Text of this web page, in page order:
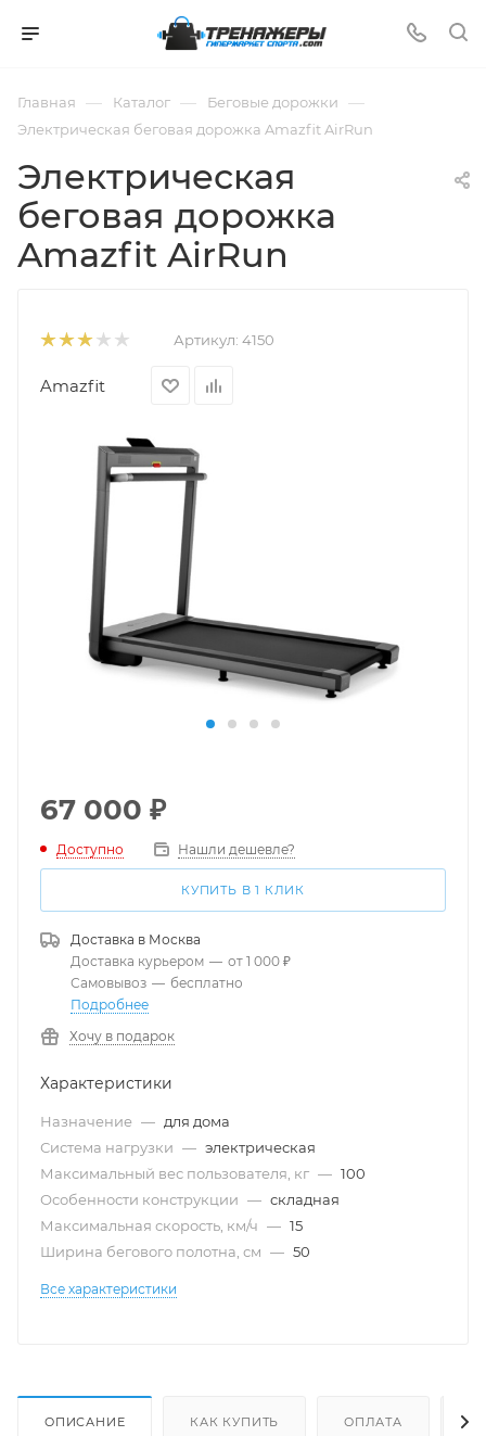
Главная — Каталог — Беговые дорожки —
Электрическая беговая дорожка Amazfit AirRun
Электрическая
беговая дорожка
Amazfit AirRun
Артикул: 4150
Amazfit
67 000 ₽
Доступно Нашли дешевле?
КУПИТЬ В 1 КЛИК
Доставка в Москва
Доставка курьером — от 1 000 ₽
Самовывоз — бесплатно
Подробнее
Хочу в подарок
Характеристики
Назначение — для дома
Система нагрузки — электрическая
Максимальный вес пользователя, кг — 100
Особенности конструкции — складная
Максимальная скорость, км/ч — 15
Ширина бегового полотна, см — 50
Все характеристики
ОПИСАНИЕ КАК КУПИТЬ ОПЛАТА